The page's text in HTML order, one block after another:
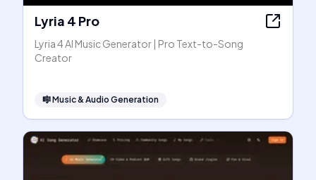
Lyria 4 Pro
Lyria 4 AI Music Generator | Pro Text-to-Song
Creator
🎼Music & Audio Generation